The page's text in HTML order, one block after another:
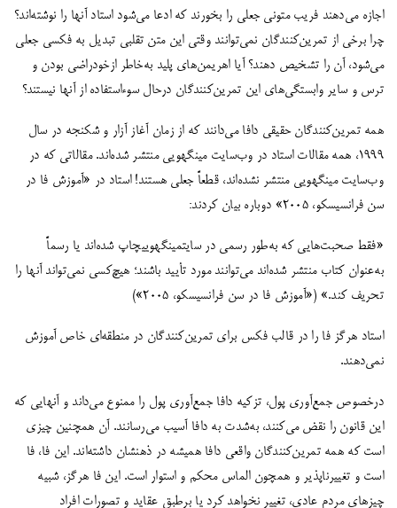
اجازه می‌دهند فریب متونی جعلی را بخورند که ادعا می‌شود استاد آنها را نوشته‌اند؟
چرا برخی از تمرین‌کنندگان نمی‌توانند وقتی این متن تقلبی تبدیل به فکسی جعلی
می‌شود، آن را تشخیص دهند؟ آیا اهریمن‌های پلید به‌خاطر ازخودراضی بودن و
ترس و سایر وابستگی‌های این تمرین‌کنندگان درحال سوءاستفاده از آنها نیستند؟
همه تمرین‌کنندگان حقیقی دافا می‌دانند که از زمان آغاز آزار و شکنجه در سال
1999، همه مقالات استاد در وب‌سایت مینگهویی منتشر شده‌اند. مقالاتی که در
وب‌سایت مینگهویی منتشر نشده‌اند، قطعاً جعلی هستند! استاد در «آموزش فا در
سن فرانسیسکو، 2005» دوباره بیان کردند:
«فقط صحبت‌هایی که به‌طور رسمی در سایتمینگهوییچاپ شده‌‌اند یا رسماً
به‌عنوان کتاب منتشر شده‌اند می‌توانند مورد تأیید باشند؛ هیچ‌کسی نمی‌تواند آنها را
تحریف کند.» («آموزش فا در سن فرانسیسکو، 2005»)
استاد هرگز فا را در قالب فکس برای تمرین‌کنندگان در منطقه‌ای خاص آموزش
نمی‌دهند.
درخصوص جمع‌آوری پول، تزکیه دافا جمع‌آوری پول را ممنوع می‌داند و آنهایی که
این قانون را نقض می‌کنند، به‌شدت به دافا آسیب می‌رسانند. آن همچنین چیزی
است که همه تمرین‌کنندگان واقعی دافا همیشه در ذهنشان داشته‌اند. این فا، فا
است و تغییرناپذیر و همچون الماس محکم و استوار است. این فا هرگز، شبیه
چیزهای مردم عادی، تغییر نخواهد کرد یا برطبق عقاید و تصورات افراد